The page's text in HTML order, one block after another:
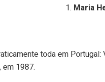
Maria
toda em Portugal:
em 1987.